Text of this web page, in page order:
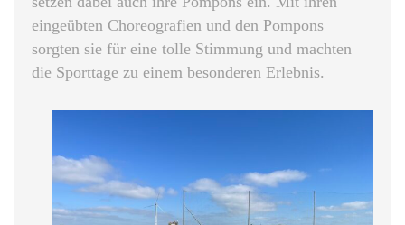
eingeübten Choreografien und den Pompons
sorgten sie für eine tolle Stimmung und machten
die Sporttage zu einem besonderen Erlebnis.